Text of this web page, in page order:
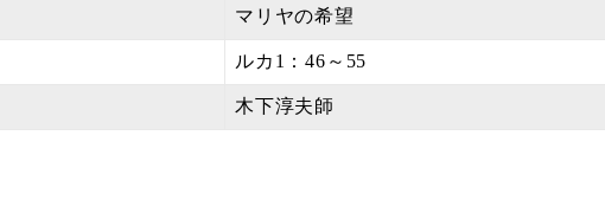
マリヤの希望
ルカ1：46～55
木下淳夫師